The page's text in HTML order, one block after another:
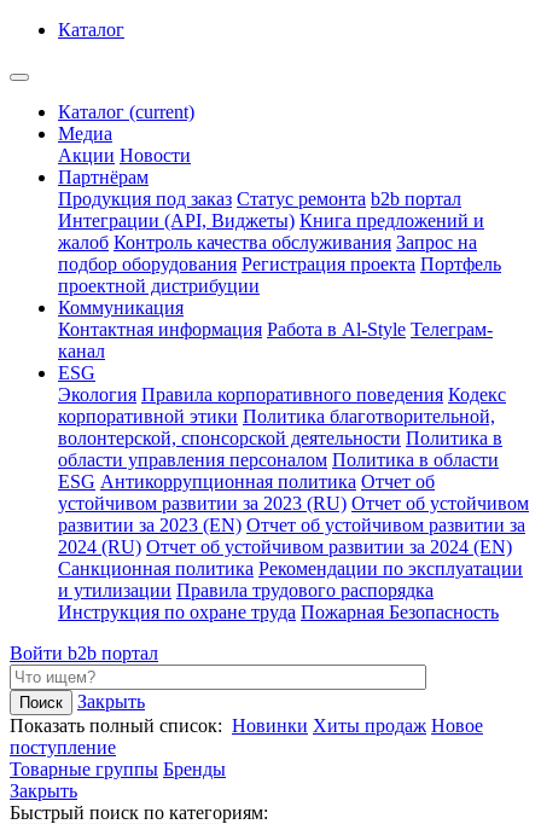
Каталог
Каталог (current)
Медиа
Акции Новости
Партнёрам
Продукция под заказ Статус ремонта b2b портал
Интеграции (API, Виджеты) Книга предложений и
жалоб Контроль качества обслуживания Запрос на
подбор оборудования Регистрация проекта Портфель
проектной дистрибуции
Коммуникация
Контактная информация Работа в Al-Style Телеграм-
канал
ESG
Экология Правила корпоративного поведения Кодекс
корпоративной этики Политика благотворительной,
волонтерской, спонсорской деятельности Политика в
области управления персоналом Политика в области
ESG Антикоррупционная политика Отчет об
устойчивом развитии за 2023 (RU) Отчет об устойчивом
развитии за 2023 (EN) Отчет об устойчивом развитии за
2024 (RU) Отчет об устойчивом развитии за 2024 (EN)
Санкционная политика Рекомендации по эксплуатации
и утилизации Правила трудового распорядка
Инструкция по охране труда Пожарная Безопасность
Войти b2b портал
Закрыть
Показать полный список: Новинки Хиты продаж Новое
поступление
Товарные группы Бренды
Закрыть
Быстрый поиск по категориям: